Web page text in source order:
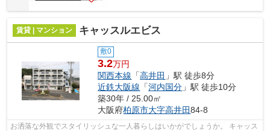
賃貸 | マンション キャッスルエビス
敷0
3.2万円
関西本線 「高井田 」駅 徒歩8分
近鉄大阪線 「河内国分 」駅 徒歩10分
築30年 / 25.00㎡
大阪府柏原市大字高井田84-8
お洒落な外観でスタイリッシュな一人暮らしはいかがでしょうか。 キャッス